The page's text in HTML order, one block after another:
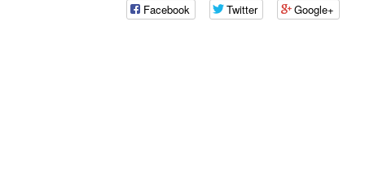
Facebook Twitter Google+